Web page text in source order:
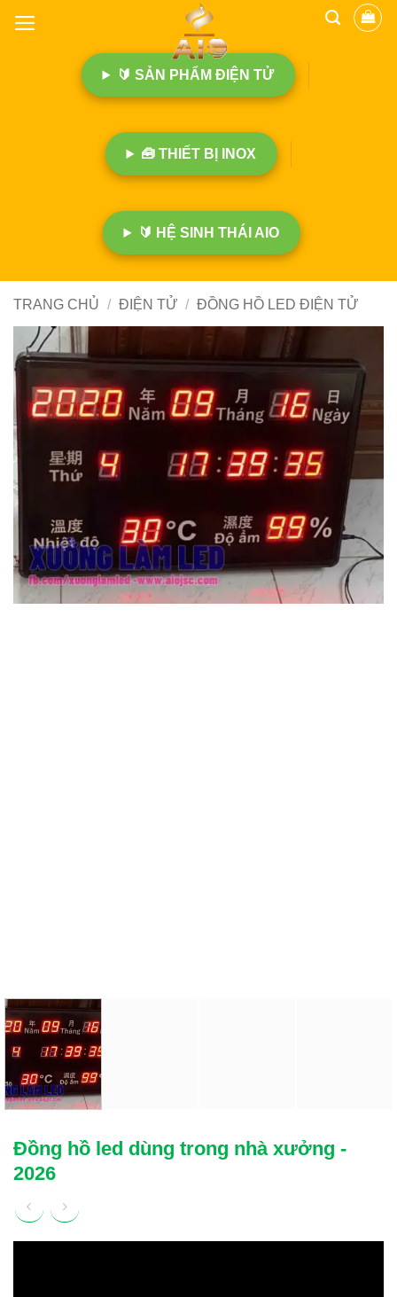
🔰 SẢN PHẨM ĐIỆN TỬ
🧰 THIẾT BỊ INOX
🔰 HỆ SINH THÁI AIO
TRANG CHỦ / ĐIỆN TỬ / ĐỒNG HỒ LED ĐIỆN TỬ
Đồng hồ led dùng trong nhà xưởng -
2026